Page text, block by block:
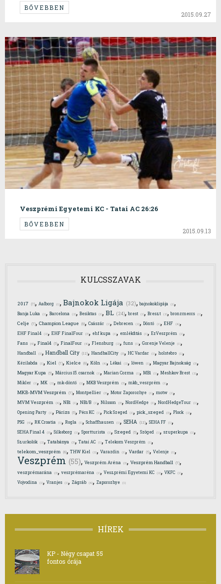
BŐVEBBEN
2015.09.27
Veszprémi Egyetemi KC - Tatai AC 26:26
BŐVEBBEN
2015.09.13
KULCSSZAVAK
2017 (7), Aalborg (1), Bajnokok Ligája (32),bajnokokligája (1),
Banja Luka (1), Barcelona (2), Besiktas (1), BL (24),brest (1), Breszt (2),bronzmeccs (1),
Celje (7), Champion League (6), Császár (1), Debrecen (2), Döntő (1), EHF (4),
EHF Final4 (2), EHF FinalFour (3), ehf kupa (1), emlékfitás (1), EzVeszprém (1),
Fans (4), Final4 (5), FinalFour (4), Flensburg (2), funs (1), Gorenje Velenje (1),
Handball (1), Handball City (12), HandballCity (3), HC Vardar (1), holstebro (1),
Kézilabda (1), Kiel (7), Kielce (6), Köln (4), Lékai (2), löwen (1), Magyar Bajnokság (3),
Magyar Kupa (5), Március 15. csarnok (1), Marian Cozma (1), MB1 (1), Meshkov Brest (2),
Mikler (1), MK (2), mk-döntő (1), MKB Veszprém (3), mkb_veszprém (1),
MKB-MVM Veszprém (7), Montpellier (3), Motor Zaporozhye (1), motw (1),
MVM Veszprém (4), NB1 (1), NB1/B (1), Nilsson (3), NordHedge (1), NordHedgeTour (1),
Opening Party (1), Párizs (5), Pécs KC (1), Pick Szeged (1), pick_szeged (3), Plock (2),
PSG (4), RK Croatia (1), Rogla (1), Schaffhausen (1), SEHA (12), SEHA FF (1),
SEHA Final 4 (3), Silkeborg (1), Sportturista (1), Szeged (5), Szöged (1), szuperkupa (1),
Szurkolók (2), Tatabánya (3), Tatai AC (1), Telekom Veszprém (1),
telekom_veszprém (6), THW Kiel (2), Varazdin (1), Vardar (5), Velenje (1),
Veszprém (55), Veszprém Aréna (3), Veszprém Handball (7),
veszprémarána (3), veszprémaréna (1), Veszprémi Egyetemi KC (2), VKFC (1),
Vojvodina (1), Vranjes (1), Zágráb (4), Zaporozhye (1)
HÍREK
KP - Négy csapat 55
fontos órája